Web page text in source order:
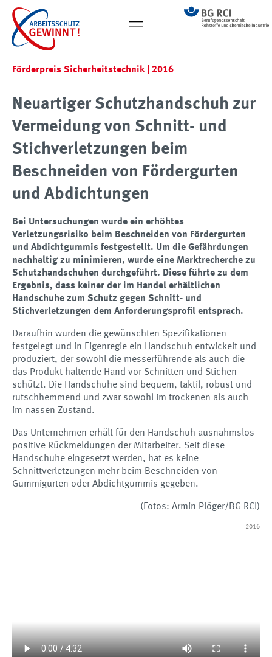
Förderpreis Sicherheitstechnik | 2016
Neuartiger Schutzhandschuh zur
Vermeidung von Schnitt- und
Stichverletzungen beim
Beschneiden von Fördergurten
und Abdichtungen
Bei Untersuchungen wurde ein erhöhtes
Verletzungsrisiko beim Beschneiden von Fördergurten
und Abdichtgummis festgestellt. Um die Gefährdungen
nachhaltig zu minimieren, wurde eine Marktrecherche zu
Schutzhandschuhen durchgeführt. Diese führte zu dem
Ergebnis, dass keiner der im Handel erhältlichen
Handschuhe zum Schutz gegen Schnitt- und
Stichverletzungen dem Anforderungsprofil entsprach.
Daraufhin wurden die gewünschten Spezifikationen
festgelegt und in Eigenregie ein Handschuh entwickelt und
produziert, der sowohl die messerführende als auch die
das Produkt haltende Hand vor Schnitten und Stichen
schützt. Die Handschuhe sind bequem, taktil, robust und
rutschhemmend und zwar sowohl im trockenen als auch
im nassen Zustand.
Das Unternehmen erhält für den Handschuh ausnahmslos
positive Rückmeldungen der Mitarbeiter. Seit diese
Handschuhe eingesetzt werden, hat es keine
Schnittverletzungen mehr beim Beschneiden von
Gummigurten oder Abdichtgummis gegeben.
(Fotos: Armin Plöger/BG RCI)
2016